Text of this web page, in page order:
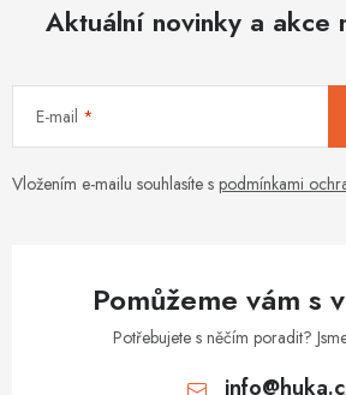
y
ý
p
Aktuální novinky a akce
E-mail
Vložením e-mailu souhlasíte s podmínkami
Pomůžeme vám s
Potřebujete s něčím poradit?
info@